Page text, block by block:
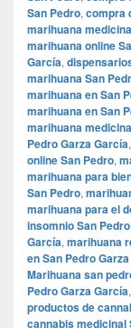
San Pedro, compra
marihuana
marihuana online
García,
marihuana San
marihuana en San
marihuana en San
marihuana
Pedro Garza García,
online San Pedro,
marihuana para
San Pedro,
marihuana para el
insomnio San Pedro
García, marihuana
en San Pedro
Marihuana san
Pedro Garza García,
productos de
cannabis medicinal